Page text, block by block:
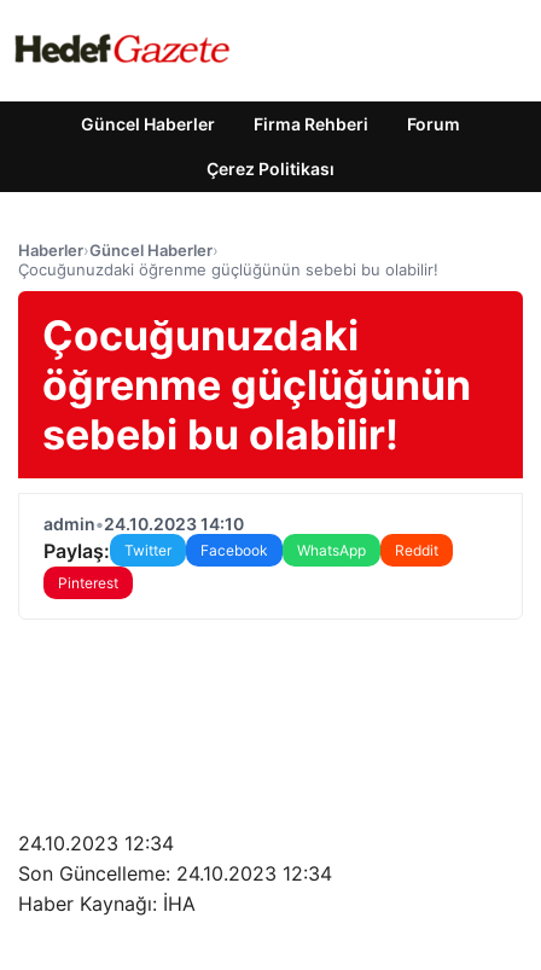
Güncel Haberler Firma Rehberi Forum
Çerez Politikası
Haberler›Güncel Haberler›
Çocuğunuzdaki öğrenme güçlüğünün sebebi bu olabilir!
Çocuğunuzdaki
öğrenme güçlüğünün
sebebi bu olabilir!
admin•24.10.2023 14:10
Paylaş: Twitter Facebook WhatsApp
Reddit
Pinterest
24.10.2023 12:34
Son Güncelleme: 24.10.2023 12:34
Haber Kaynağı: İHA